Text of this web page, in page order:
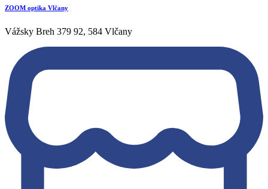
ZOOM optika Vlčany
Vážsky Breh 379 92, 584 Vlčany